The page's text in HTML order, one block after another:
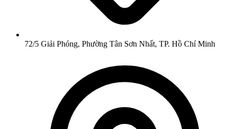
72/5 Giải Phóng, Phường Tân Sơn Nhất, TP. Hồ Chí Minh